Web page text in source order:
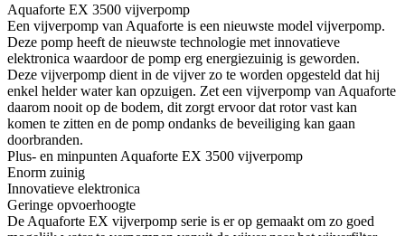
Aquaforte EX 3500 vijverpomp
Een vijverpomp van Aquaforte is een nieuwste model vijverpomp.
Deze pomp heeft de nieuwste technologie met innovatieve
elektronica waardoor de pomp erg energiezuinig is geworden.
Deze vijverpomp dient in de vijver zo te worden opgesteld dat hij
enkel helder water kan opzuigen. Zet een vijverpomp van Aquaforte
daarom nooit op de bodem, dit zorgt ervoor dat rotor vast kan
komen te zitten en de pomp ondanks de beveiliging kan gaan
doorbranden.
Plus- en minpunten Aquaforte EX 3500 vijverpomp
Enorm zuinig
Innovatieve elektronica
Geringe opvoerhoogte
De Aquaforte EX vijverpomp serie is er op gemaakt om zo goed